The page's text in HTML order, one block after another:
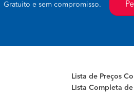
Gratuito e sem compromisso.
Lista de Preços
Lista Completa de